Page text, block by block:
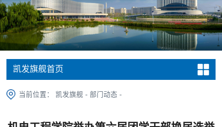
凯发旗舰首页
当前位置： 凯发旗舰 -部门动态 -